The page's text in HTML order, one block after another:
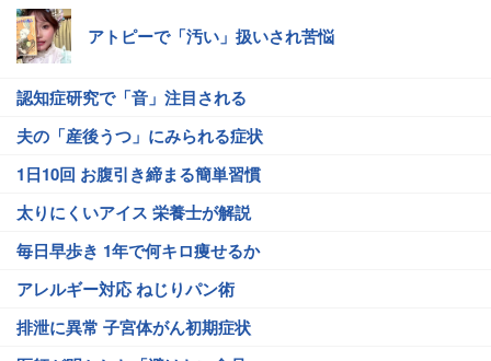
アトピーで「汚い」扱いされ苦悩
認知症研究で「音」注目される
夫の「産後うつ」にみられる症状
1日10回 お腹引き締まる簡単習慣
太りにくいアイス 栄養士が解説
毎日早歩き 1年で何キロ痩せるか
アレルギー対応 ねじりパン術
排泄に異常 子宮体がん初期症状